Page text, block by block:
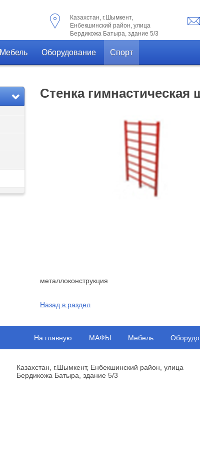
Казахстан, г.Шымкент,
Енбекшинский район, улица
Бердикожа Батыра, здание 5/3
Мебель Оборудование Спорт
Стенка гимнастическая
металлоконструкция
Назад в раздел
На главную МАФЫ Мебель
Казахстан, г.Шымкент, Енбекшинский район, улица
Бердикожа Батыра, здание 5/3